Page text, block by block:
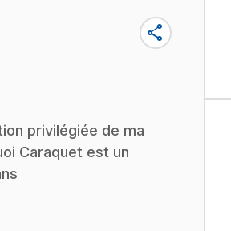
share
privilégiée de ma
Caraquet est un